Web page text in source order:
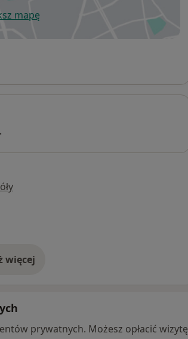
mapę
otwiera się w nowej karcie
więcej
o adresie
prywatnych. Możesz opłacić wizytę